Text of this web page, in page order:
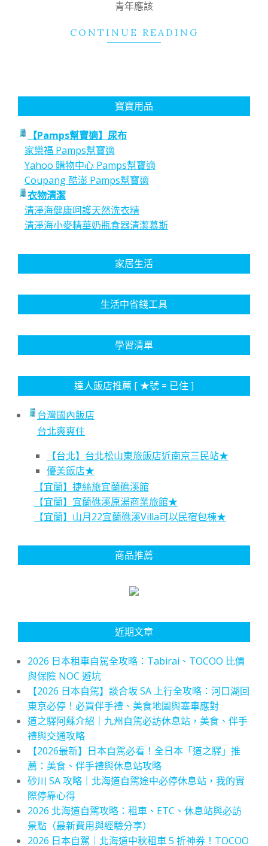
青年應該
CONTINUE READING
寶寶用品
【Pamps幫寶適】尿布
家樂福 Pamps幫寶適
Yahoo 購物中心 Pamps幫寶適
Coupang 酷澎 Pamps幫寶適
衣物清潔
清淨海健康呵護天然洗衣精
清淨海小麥精華奶瓶食器清潔慕斯
家居生活
生活中省錢工具
學習清單
達人飯店推薦 [ ★號 = 已住 ]
台灣國內飯店
台北爽爽住
【台北】台北松山東旅飯店近南京三民站★
優美飯店★
【宜蘭】捷絲旅宜蘭礁溪館
【宜蘭】宜蘭礁溪原湯商業旅館★
【宜蘭】山月22宜蘭礁溪Villa可以民宿包棟★
商品推薦
近期文章
2026 日本租車自駕全攻略：Tabirai、TOCOO 比價
與保險 NOC 避坑
【2026 日本自駕】談合坂 SA 上行全攻略：河口湖回
東京必停！必買伴手禮、美食地圖與塞車應對
道之驛阿蘇介紹｜九州自駕必訪休息站，美食、伴手
禮與交通攻略
【2026最新】日本自駕必看！全日本「道之驛」推
薦：美食、伴手禮與休息站攻略
砂川 SA 攻略｜北海道自駕途中必停休息站，我的實
際停靠心得
2026 北海道自駕攻略：租車、ETC、休息站與必訪
景點（最新費用與經驗分享）
2026 日本自駕｜北海道中秋租車 5 折神券！TOCOO